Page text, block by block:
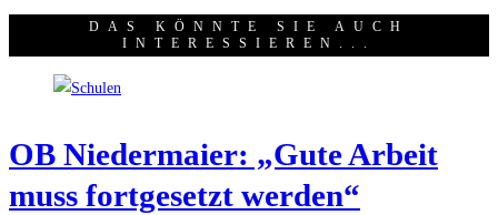
DAS KÖNNTE SIE AUCH
INTERESSIEREN...
OB Nie­der­mai­er: „Gute Arbeit
muss fort­ge­setzt werden“